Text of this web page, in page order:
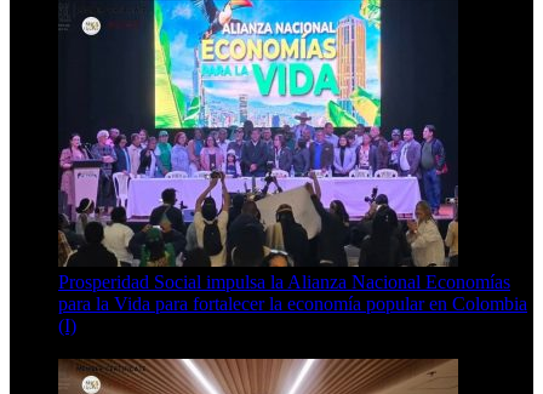
Prosperidad Social impulsa la Alianza Nacional Economías
para la Vida para fortalecer la economía popular en Colombia
(I)